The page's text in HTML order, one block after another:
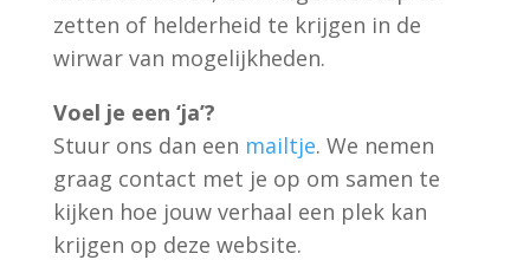
zetten of helderheid te krijgen in de
wirwar van mogelijkheden.
Voel je een ‘ja’?
Stuur ons dan een mailtje. We nemen
graag contact met je op om samen te
kijken hoe jouw verhaal een plek kan
krijgen op deze website.